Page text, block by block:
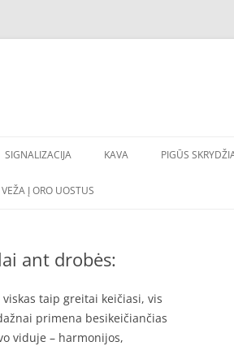
SIGNALIZACIJA KAVA PIGŪS
VEŽA Į ORO UOSTUS
ant drobės:
taip greitai keičiasi, vis
primena besikeičiančias
viduje – harmonijos,